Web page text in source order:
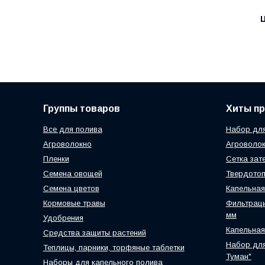
Группы товаров
Все для полива
Агроволокно
Пленки
Семена овощей
Семена цветов
Кормовые травы
Удобрения
Средства защиты растений
Теплицы, парники, торфяные таблетки
Наборы для капельного полива
Хиты
Набор
Сетка
мм
Набор
Туман"